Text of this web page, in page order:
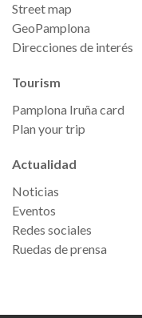
Street map
GeoPamplona
Direcciones de interés
Tourism
Pamplona Iruña card
Plan your trip
Actualidad
Noticias
Eventos
Redes sociales
Ruedas de prensa